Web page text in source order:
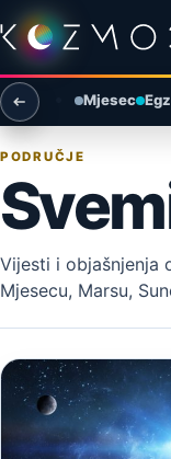
Preskoči na sadržaj
Otvori izbornik
Otvori pretragu
Mjesec
PODRUČJE
Vijesti i objašnjenja
Mjesecu, Marsu,